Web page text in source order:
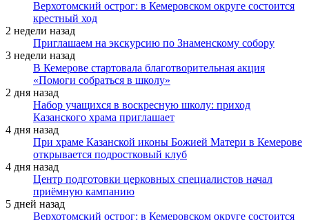
Верхотомский острог: в Кемеровском округе состоится
крестный ход
2 недели назад
Приглашаем на экскурсию по Знаменскому собору
3 недели назад
В Кемерове стартовала благотворительная акция
«Помоги собраться в школу»
2 дня назад
Набор учащихся в воскресную школу: приход
Казанского храма приглашает
4 дня назад
При храме Казанской иконы Божией Матери в Кемерове
открывается подростковый клуб
4 дня назад
Центр подготовки церковных специалистов начал
приёмную кампанию
5 дней назад
Верхотомский острог: в Кемеровском округе состоится